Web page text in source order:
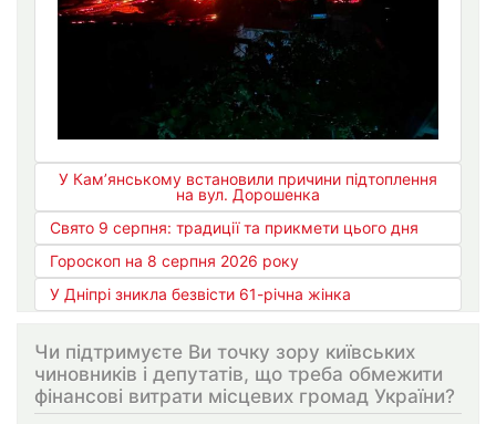
У Кам’янському встановили причини підтоплення
на вул. Дорошенка
Свято 9 серпня: традиції та прикмети цього дня
Гороскоп на 8 серпня 2026 року
У Дніпрі зникла безвісти 61-річна жінка
Чи підтримуєте Ви точку зору київських
чиновників і депутатів, що треба обмежити
фінансові витрати місцевих громад України?